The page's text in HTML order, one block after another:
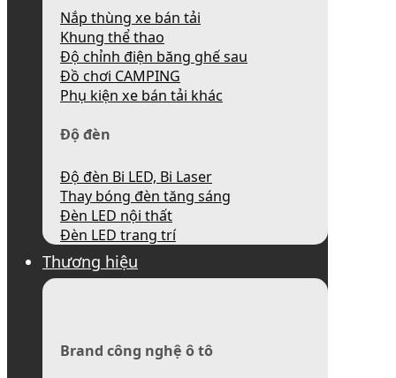
Nắp thùng xe bán tải
Khung thể thao
Độ chỉnh điện băng ghế sau
Đồ chơi CAMPING
Phụ kiện xe bán tải khác
Độ đèn
Độ đèn Bi LED, Bi Laser
Thay bóng đèn tăng sáng
Đèn LED nội thất
Đèn LED trang trí
Thương hiệu
Brand công nghệ ô tô